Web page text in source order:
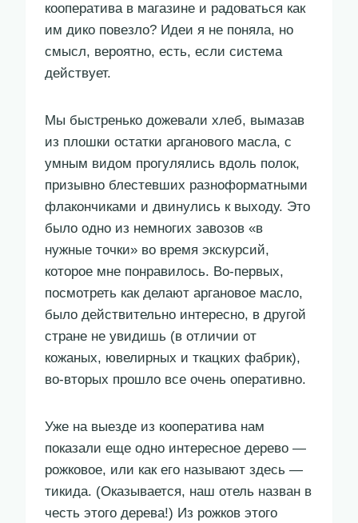
кооператива в магазине и радоваться как
им дико повезло? Идеи я не поняла, но
смысл, вероятно, есть, если система
действует.
Мы быстренько дожевали хлеб, вымазав
из плошки остатки арганового масла, с
умным видом прогулялись вдоль полок,
призывно блестевших разноформатными
флакончиками и двинулись к выходу. Это
было одно из немногих завозов «в
нужные точки» во время экскурсий,
которое мне понравилось. Во-первых,
посмотреть как делают аргановое масло,
было действительно интересно, в другой
стране не увидишь (в отличии от
кожаных, ювелирных и ткацких фабрик),
во-вторых прошло все очень оперативно.
Уже на выезде из кооператива нам
показали еще одно интересное дерево —
рожковое, или как его называют здесь —
тикида. (Оказывается, наш отель назван в
честь этого дерева!) Из рожков этого